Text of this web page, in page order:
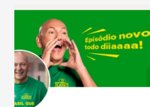
confraternizações de fim de ano
Salário para um número maior
país tem a menor taxa de
Ainda segundo a Pesquisa, em
bares e restaurantes operaram
registraram equilíbrio financeiro.